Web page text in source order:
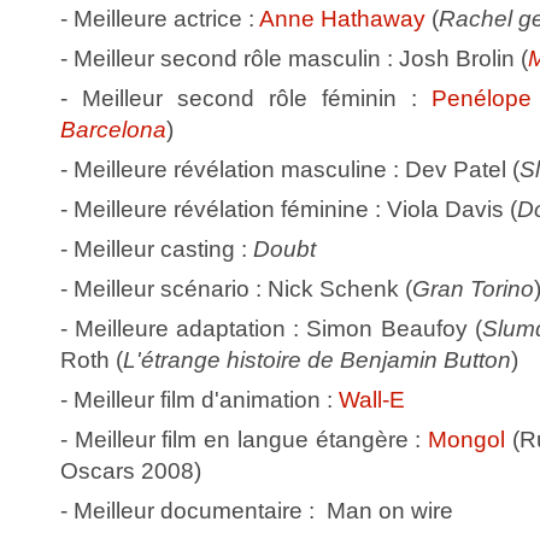
- Meilleure actrice : Anne Hathaway (Rachel
- Meilleur second rôle masculin : Josh Brolin (
- Meilleur second rôle féminin :
Barcelona)
- Meilleure révélation masculine : Dev Patel (
- Meilleure révélation féminine : Viola Davis (
- Meilleur casting : Doubt
- Meilleur scénario : Nick Schenk (Gran Torino)
- Meilleure adaptation : Simon Beaufoy (
Roth (L'étrange histoire de Benjamin Button)
- Meilleur film d'animation : Wall-E
- Meilleur film en langue étangère : Mongol
Oscars 2008)
- Meilleur documentaire : Man on wire